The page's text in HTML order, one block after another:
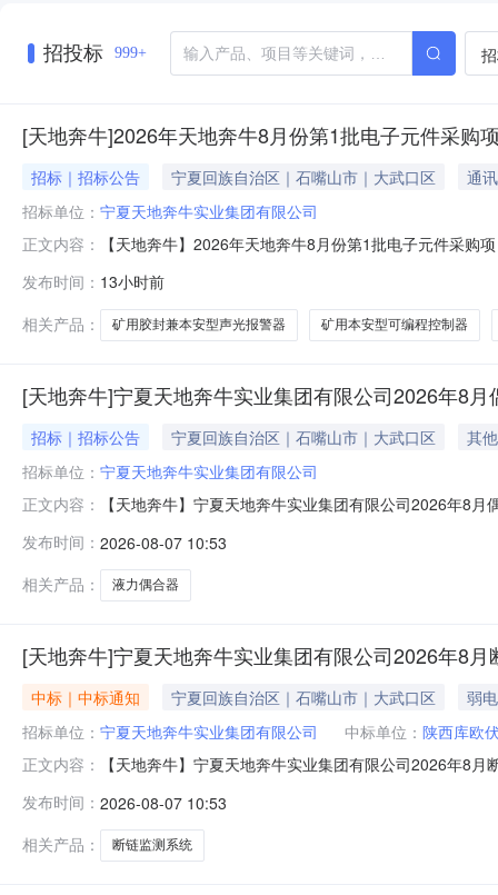
招投标 999+
[天地奔牛]2026年天地奔牛8月份第1批电子元件采购
招标｜招标公告 宁夏回族自治区｜石嘴山市｜大武口区
通
招标单位： 宁夏天地奔牛实业集团有限公司
正文内容：
【天地奔牛】2026年天地奔牛8月份第1批电子元件采
1按通知发货2矿用本安型可编程控制器（含嵌入式软件
发布时间： 13小时前
相关产品：
矿用胶封兼本安型声光报警器 矿用本安型可编程控制器
[天地奔牛]宁夏天地奔牛实业集团有限公司2026年8
招标｜招标公告 宁夏回族自治区｜石嘴山市｜大武口区
其他
招标单位： 宁夏天地奔牛实业集团有限公司
正文内容：
【天地奔牛】宁夏天地奔牛实业集团有限公司2026年8
12026年10月10日前供货期：2026年10月10日前明细报
共和
发布时间： 2026-08-07 10:53
相关产品：
液力偶合器
[天地奔牛]宁夏天地奔牛实业集团有限公司2026年8
中标｜中标通知 宁夏回族自治区｜石嘴山市｜大武口区
弱
招标单位： 宁夏天地奔牛实业集团有限公司 中标单位： 陕西库欧
正文内容：
【天地奔牛】宁夏天地奔牛实业集团有限公司2026年8
商：陕西库欧伏安电力技术有限公司特此公告！
发布时间： 2026-08-07 10:53
相关产品：
断链监测系统